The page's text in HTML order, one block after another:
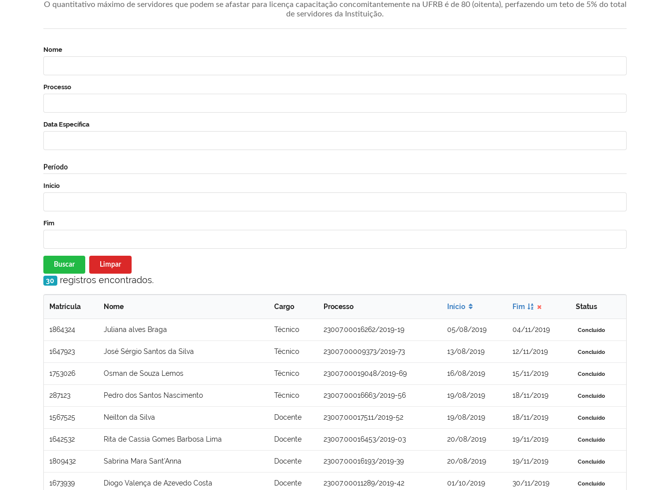
O quantitativo máximo de servidores que podem se afastar para licença capacitação concomitantemente na UFRB é de 80 (oitenta), perfazendo um teto de 5% do total
de servidores da Instituição.
Nome
Processo
Data Específica
Período
Início
Fim
Buscar Limpar
30 registros encontrados.
Matrícula Nome Cargo Processo Início Fim Status
1864324 Juliana alves Braga Técnico 23007.00016262/2019-19 05/08/2019 04/11/2019 Concluído
1647923 José Sérgio Santos da Silva Técnico 23007.00009373/2019-73 13/08/2019 12/11/2019 Concluído
1753026 Osman de Souza Lemos Técnico 23007.00019048/2019-69 16/08/2019 15/11/2019 Concluído
287123 Pedro dos Santos Nascimento Técnico 23007.00016663/2019-56 19/08/2019 18/11/2019 Concluído
1567525 Neilton da Silva Docente 23007.00017511/2019-52 19/08/2019 18/11/2019 Concluído
1642532 Rita de Cassia Gomes Barbosa Lima Docente 23007.00016453/2019-03 20/08/2019 19/11/2019 Concluído
1809432 Sabrina Mara Sant’Anna Docente 23007.00016193/2019-39 20/08/2019 19/11/2019 Concluído
1673939 Diogo Valença de Azevedo Costa Docente 23007.00011289/2019-42 01/10/2019 30/11/2019 Concluído